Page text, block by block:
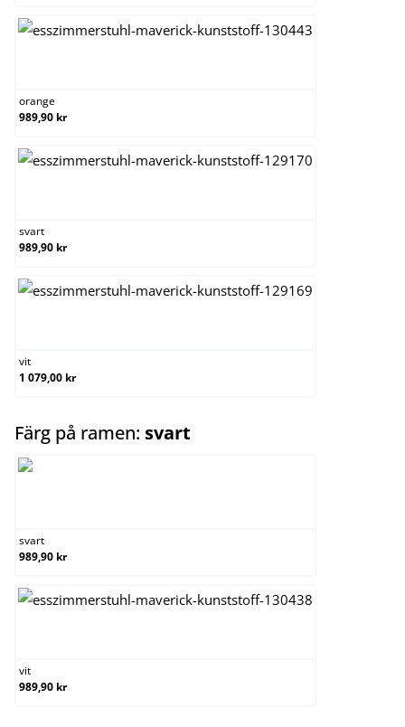
orange
989,90 kr
svart
989,90 kr
vit
1 079,00 kr
Färg på ramen: svart
svart
989,90 kr
vit
989,90 kr